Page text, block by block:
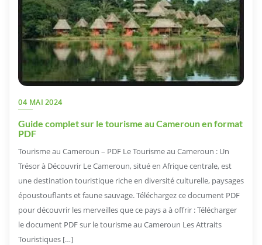
04 MAI 2024
Guide complet sur le tourisme au Cameroun en format
PDF
Tourisme au Cameroun – PDF Le Tourisme au Cameroun : Un
Trésor à Découvrir Le Cameroun, situé en Afrique centrale, est
une destination touristique riche en diversité culturelle, paysages
époustouflants et faune sauvage. Téléchargez ce document PDF
pour découvrir les merveilles que ce pays a à offrir : Télécharger
le document PDF sur le tourisme au Cameroun Les Attraits
Touristiques […]